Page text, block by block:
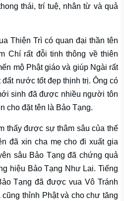
thái, trí tuệ, nhân từ và quả
Thiện Trì có quan đại thần tên
Chí rất đỗi tinh thông về thiên
mộ Phật giáo và giúp Ngài rất
đất nước tốt đẹp thịnh trị. Ông có
sinh đã được nhiều người tôn
cho đặt tên là Bảo Tạng.
thấy được sự thâm sâu của thế
đã xin cha mẹ cho đi xuất gia
sâu Bảo Tạng đã chứng quả
hiệu Bảo Tạng Như Lai. Tiếng
Tạng đã được vua Vô Tránh
thỉnh Phật và cho chư tăng